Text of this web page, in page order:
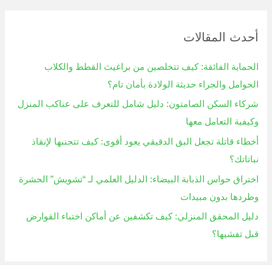
ثأحدث المقالات
الحماية الفائقة: كيف تتخلصين من براغيث القطط والكلاب
الحوامل والجراء حديثة الولادة بأمان تام؟
شركاء السكن الصامتون: دليل شامل للتعرف على عناكب المنزل
وكيفية التعامل معها
أخطاء قاتلة تجعل البق الدقيقي يعود أقوى: كيف تتجنبها لإنقاذ
نباتاتك؟
اختراق حواس الذبابة البيضاء: الدليل العلمي لـ “تشويش” الحشرة
وطردها بدون مبيدات
دليل المحقق المنزلي: كيف تكشفين عن أماكن اختباء القوارض
قبل تفشيها؟